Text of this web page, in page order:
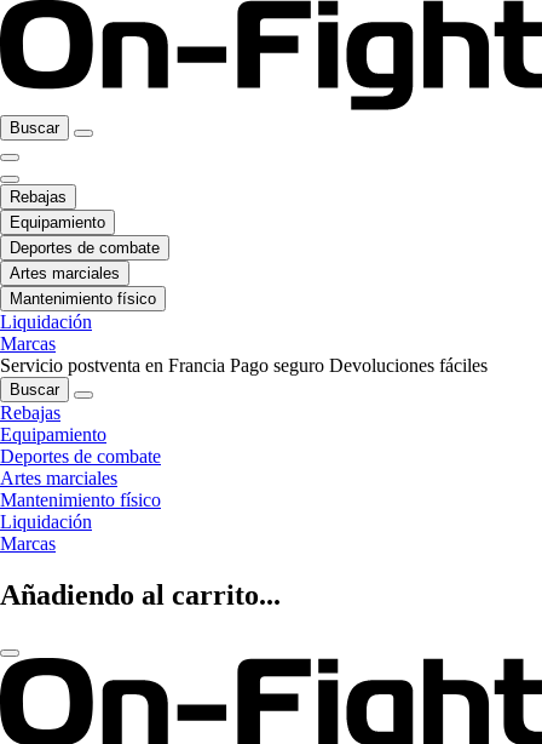
Buscar
Rebajas
Equipamiento
Deportes de combate
Artes marciales
Mantenimiento físico
Liquidación
Marcas
Servicio postventa en Francia Pago seguro Devoluciones fáciles
Buscar
Rebajas
Equipamiento
Deportes de combate
Artes marciales
Mantenimiento físico
Liquidación
Marcas
Añadiendo al carrito...